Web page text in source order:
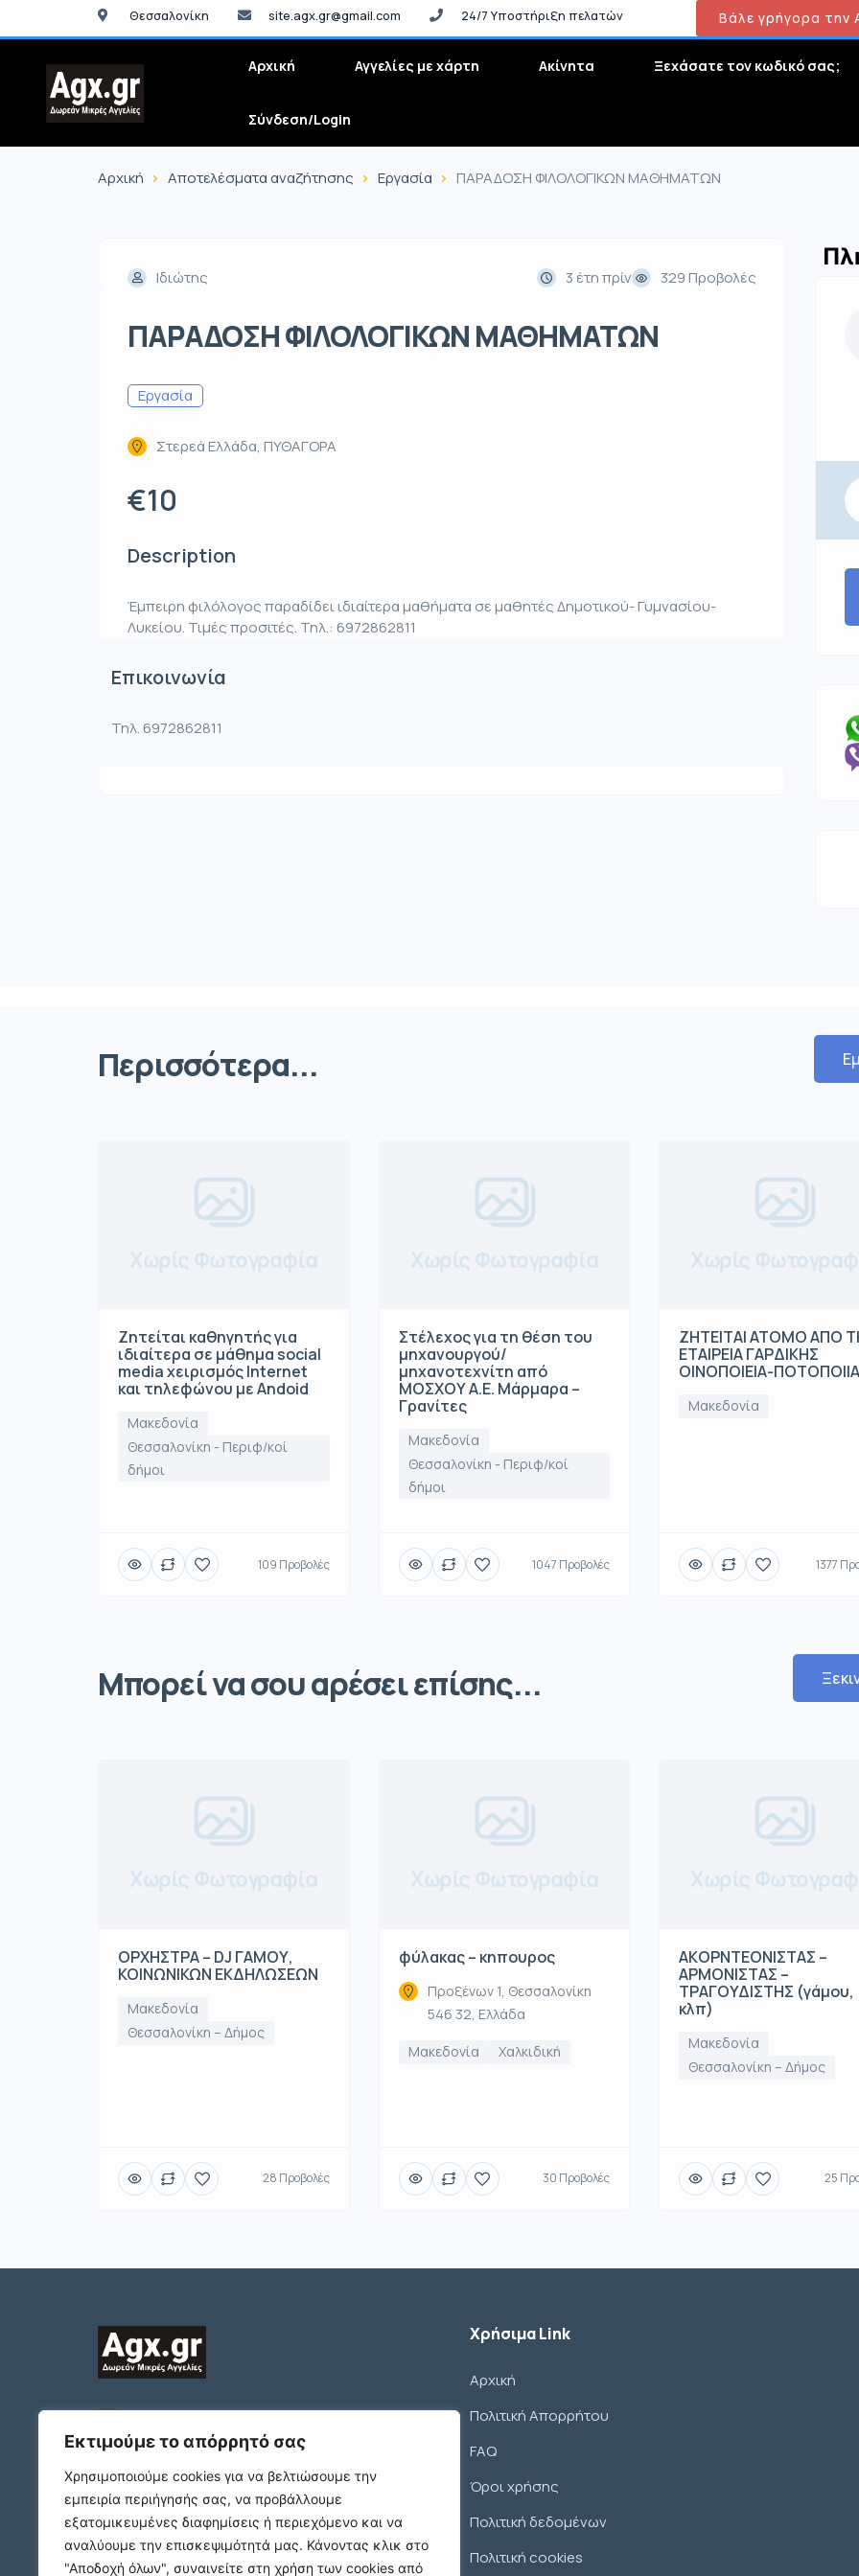
Εκτιμούμε το απόρρητό σας
Χρησιμοποιούμε cookies για να βελτιώσουμε την
εμπειρία περιήγησής σας, να προβάλλουμε
εξατομικευμένες διαφημίσεις ή περιεχόμενο και να
αναλύουμε την επισκεψιμότητά μας. Κάνοντας κλικ στο
"Αποδοχή όλων", συναινείτε στη χρήση των cookies από
Θεσσαλονίκη site.agx.gr@gmail.com 24/7 Υποστήριξη πελατών Βάλε γρήγορα την
Αρχική Αγγελίες με χάρτη Ακίνητα Ξεχάσατε τον κωδικό σας;
Σύνδεση/Login
Αρχική Αποτελέσματα αναζήτησης Εργασία ΠΑΡΑΔΟΣΗ ΦΙΛΟΛΟΓΙΚΩΝ ΜΑΘΗΜΑΤΩΝ
Ιδιώτης 3 έτη πρίν 329 Προβολές
ΠΑΡΑΔΟΣΗ ΦΙΛΟΛΟΓΙΚΩΝ ΜΑΘΗΜΑΤΩΝ
Εργασία
Στερεά Ελλάδα, ΠΥΘΑΓΟΡΑ
€10
Description
Έμπειρη φιλόλογος παραδίδει ιδιαίτερα μαθήματα σε μαθητές Δημοτικού- Γυμνασίου-
Λυκείου. Τιμές προσιτές. Τηλ.: 6972862811
Επικοινωνία
Τηλ. 6972862811
Περισσότερα...
Χωρίς Φωτογραφία
Ζητείται καθηγητής για
ιδιαίτερα σε μάθημα social
media χειρισμός Internet
και τηλεφώνου με Andoid
Μακεδονία
Θεσσαλονίκη - Περιφ/κοί
δήμοι
109 Προβολές
Χωρίς Φωτογραφία
Στέλεχος για τη θέση του
μηχανουργού/
μηχανοτεχνίτη από
ΜΟΣΧΟΥ Α.Ε. Μάρμαρα –
Γρανίτες
Μακεδονία
Θεσσαλονίκη - Περιφ/κοί
δήμοι
1047 Προβολές
Χωρίς
ΖΗΤΕΙΤΑΙ ΑΤΟΜΟ ΑΠΟ
ΕΤΑΙΡΕΙΑ ΓΑΡΔΙΚΗΣ
ΟΙΝΟΠΟΙΕΙΑ-ΠΟΤΟΠΟΙΙΑ
Μακεδονία
1377
Μπορεί να σου αρέσει επίσης...
Χωρίς Φωτογραφία
ΟΡΧΗΣΤΡΑ – DJ ΓΑΜΟΥ,
ΚΟΙΝΩΝΙΚΩΝ ΕΚΔΗΛΩΣΕΩΝ
Μακεδονία
Θεσσαλονίκη – Δήμος
28 Προβολές
Χωρίς Φωτογραφία
φύλακας – κηπουρος
Προξένων 1, Θεσσαλονίκη
546 32, Ελλάδα
Μακεδονία Χαλκιδική
30 Προβολές
Χωρίς
ΑΚOΡΝΤΕΟΝΙΣΤΑΣ –
ΑΡΜΟΝΙΣΤΑΣ –
ΤΡΑΓΟΥΔΙΣΤΗΣ (γάμου,
κλπ)
Μακεδονία
Θεσσαλονίκη – Δήμος
25
2312132324
ΠΛΑΤΩΝΟΣ 1 Τ.Κ. 54631
support@agx.gr
Follow our social media
Χρήσιμα Link
Αρχική
Πολιτική Απορρήτου
FAQ
Όροι χρήσης
Πολιτική δεδομένων
Πολιτική cookies